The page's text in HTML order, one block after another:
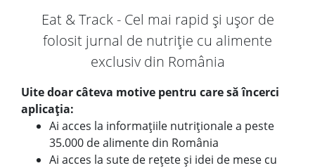
Eat & Track - Cel mai rapid și ușor de
folosit jurnal de nutriție cu alimente
exclusiv din România
Uite doar câteva motive pentru care să încerci
aplicația:
Ai acces la informațiile nutriționale a peste
35.000 de alimente din România
Ai acces la sute de rețete și idei de mese cu